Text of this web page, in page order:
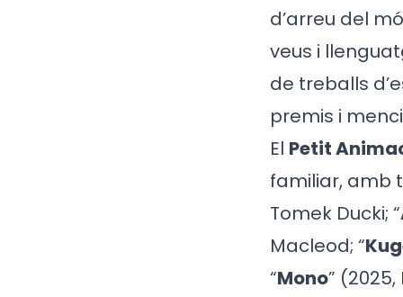
d’arreu del
veus i
de treballs
premis i
El Petit
familiar, amb
Tomek Ducki; “
Macleod; “
“Mono”